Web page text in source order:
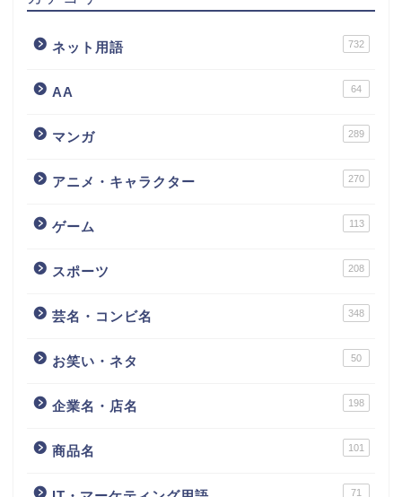
ネット用語 732
AA 64
マンガ 289
アニメ・キャラクター 270
ゲーム 113
スポーツ 208
芸名・コンビ名 348
お笑い・ネタ 50
企業名・店名 198
商品名 101
71